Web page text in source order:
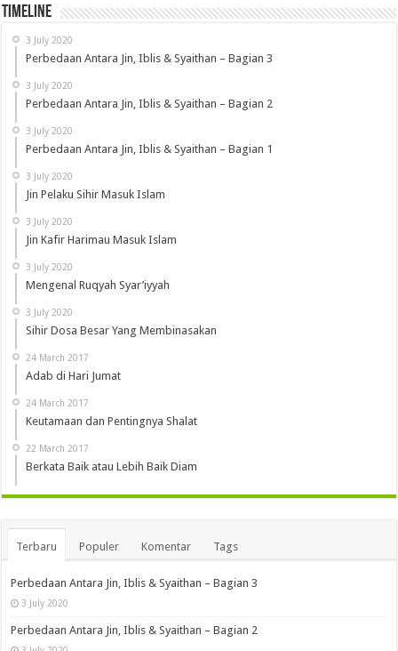
Timeline
3 July 2020
Perbedaan Antara Jin, Iblis & Syaithan – Bagian 3
3 July 2020
Perbedaan Antara Jin, Iblis & Syaithan – Bagian 2
3 July 2020
Perbedaan Antara Jin, Iblis & Syaithan – Bagian 1
3 July 2020
Jin Pelaku Sihir Masuk Islam
3 July 2020
Jin Kafir Harimau Masuk Islam
3 July 2020
Mengenal Ruqyah Syar’iyyah
3 July 2020
Sihir Dosa Besar Yang Membinasakan
24 March 2017
Adab di Hari Jumat
24 March 2017
Keutamaan dan Pentingnya Shalat
22 March 2017
Berkata Baik atau Lebih Baik Diam
Terbaru Populer Komentar Tags
Perbedaan Antara Jin, Iblis & Syaithan – Bagian 3
3 July 2020
Perbedaan Antara Jin, Iblis & Syaithan – Bagian 2